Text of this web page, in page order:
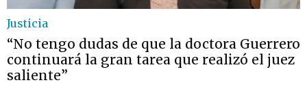
Justicia
“No tengo dudas de que la doctora Guerrero
continuará la gran tarea que realizó el juez
saliente”